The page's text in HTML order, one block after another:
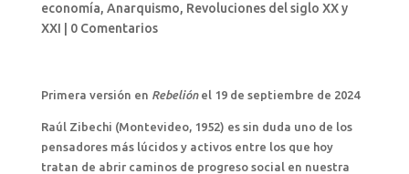
economía, Anarquismo, Revoluciones del siglo XX y
XXI
0 Comentarios
Primera versión en Rebeliónel 19 de septiembre de 2024
Raúl Zibechi (Montevideo, 1952) es sin duda uno de los
pensadores más lúcidos y activos entre los que hoy
tratan de abrir caminos de progreso social en nuestra